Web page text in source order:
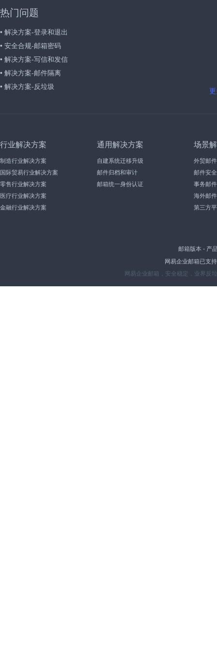
热门问题
• 解决方案-登录和退出
• 安全合规-邮箱密码
• 解决方案-写信和发信
• 解决方案-邮件隔离
• 解决方案-反垃圾
行业解决方案
制造行业解决方案
国际贸易行业解决方案
零售行业解决方案
医疗行业解决方案
金融行业解决方案
通用解决方案
自建系统迁移升级
邮件归档和审计
邮箱统一身份认证
场景
外贸邮
邮件安
事务邮
海外邮
第三方
邮箱版本 - 产
网易企业邮箱已支
网易企业邮箱，安全稳定，业界反